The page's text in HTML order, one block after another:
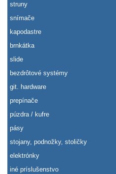
struny
snímače
kapodastre
brnkátka
slide
bezdrôtové systémy
git. hardware
prepínače
púzdra / kufre
pásy
stojany, podnožky, stoličky
elektrónky
iné príslušenstvo